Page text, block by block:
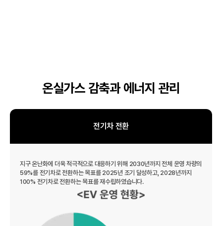
온실가스 감축과 에너지 관리
전기차 전환
지구 온난화에 더욱 적극적으로 대응하기 위해 2030년까지 전체 운영 차량의
59%를 전기차로 전환하는 목표를 2025년 조기 달성하고, 2028년까지
100% 전기차로 전환하는 목표를 재수립하였습니다.